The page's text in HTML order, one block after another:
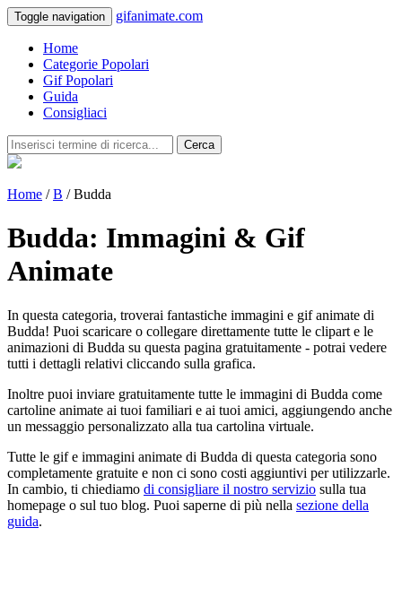
Toggle navigation gifanimate.com
Home
Categorie Popolari
Gif Popolari
Guida
Consigliaci
Cerca
Home /B / Budda
Budda: Immagini & Gif
Animate
In questa categoria, troverai fantastiche immagini e gif animate di
Budda! Puoi scaricare o collegare direttamente tutte le clipart e le
animazioni di Budda su questa pagina gratuitamente - potrai vedere
tutti i dettagli relativi cliccando sulla grafica.
Inoltre puoi inviare gratuitamente tutte le immagini di Budda come
cartoline animate ai tuoi familiari e ai tuoi amici, aggiungendo anche
un messaggio personalizzato alla tua cartolina virtuale.
Tutte le gif e immagini animate di Budda di questa categoria sono
completamente gratuite e non ci sono costi aggiuntivi per utilizzarle.
In cambio, ti chiediamo di consigliare il nostro servizio sulla tua
homepage o sul tuo blog. Puoi saperne di più nella sezione della
guida.